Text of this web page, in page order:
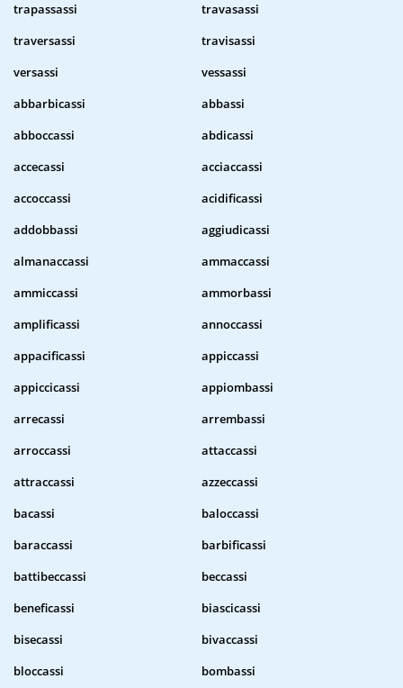
trapassassi
travasassi
traversassi
travisassi
versassi
vessassi
abbarbicassi
abbassi
abboccassi
abdicassi
accecassi
acciaccassi
accoccassi
acidificassi
addobbassi
aggiudicassi
almanaccassi
ammaccassi
ammiccassi
ammorbassi
amplificassi
annoccassi
appacificassi
appiccassi
appiccicassi
appiombassi
arrecassi
arrembassi
arroccassi
attaccassi
attraccassi
azzeccassi
bacassi
baloccassi
baraccassi
barbificassi
battibeccassi
beccassi
beneficassi
biascicassi
bisecassi
bivaccassi
bloccassi
bombassi